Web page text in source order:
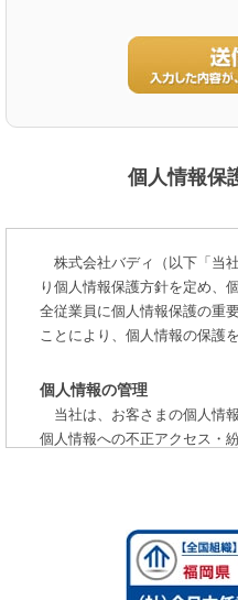
個人情報保
株式会社バディ（以下「当
り個人情報保護方針を定め、
全従業員に個人情報保護の重
ことにより、個人情報の保護
個人情報の管理
当社は、お客さまの個人情
個人情報への不正アクセス・
個人情報の利用目的
お客さまからお預かりした